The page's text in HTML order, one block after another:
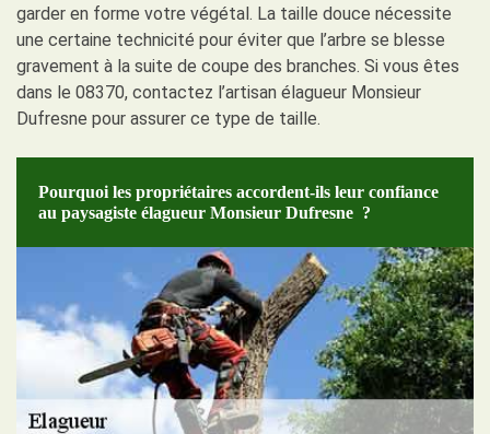
garder en forme votre végétal. La taille douce nécessite
une certaine technicité pour éviter que l’arbre se blesse
gravement à la suite de coupe des branches. Si vous êtes
dans le 08370, contactez l’artisan élagueur Monsieur
Dufresne pour assurer ce type de taille.
Pourquoi les propriétaires accordent-ils leur confiance
au paysagiste élagueur Monsieur Dufresne ?